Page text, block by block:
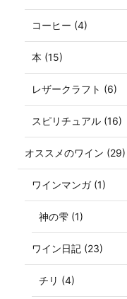
コーヒー (4)
本 (15)
レザークラフト (6)
スピリチュアル (16)
オススメのワイン (29)
ワインマンガ (1)
神の雫 (1)
ワイン日記 (23)
チリ (4)